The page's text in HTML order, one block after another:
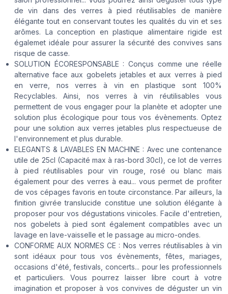
de vin dans des verres à pied réutilisables de manière
élégante tout en conservant toutes les qualités du vin et ses
arômes. La conception en plastique alimentaire rigide est
égalemet idéale pour assurer la sécurité des convives sans
risque de casse.
SOLUTION ÉCORESPONSABLE : Conçus comme une réelle
alternative face aux gobelets jetables et aux verres à pied
en verre, nos verres à vin en plastique sont 100%
Recyclables. Ainsi, nos verres à vin réutilisables vous
permettent de vous engager pour la planète et adopter une
solution plus écologique pour tous vos évènements. Optez
pour une solution aux verres jetables plus respectueuse de
l'environnement et plus durable.
ELEGANTS & LAVABLES EN MACHINE : Avec une contenance
utile de 25cl (Capacité max à ras-bord 30cl), ce lot de verres
à pied réutilisables pour vin rouge, rosé ou blanc mais
également pour des verres à eau... vous permet de profiter
de vos cépages favoris en toute circonstance. Par ailleurs, la
finition givrée translucide constitue une solution élégante à
proposer pour vos dégustations vinicoles. Facile d'entretien,
nos gobelets à pied sont également compatibles avec un
lavage en lave-vaisselle et le passage au micro-ondes.
CONFORME AUX NORMES CE : Nos verres réutilisables à vin
sont idéaux pour tous vos évènements, fêtes, mariages,
occasions d'été, festivals, concerts... pour les professionnels
et particuliers. Vous pourrez laisser libre court à votre
imagination et proposer à vos convives de déguster un vin